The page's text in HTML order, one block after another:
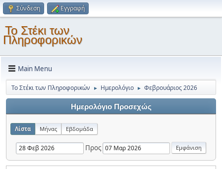
Σύνδεση Εγγραφή
Το Στέκι των
Πληροφορικών
Main Menu
Το Στέκι των Πληροφορικών ► Ημερολόγιο ► Φεβρουάριος 2026
Ημερολόγιο Προσεχώς
Λίστα Μήνας Εβδομάδα
Προς